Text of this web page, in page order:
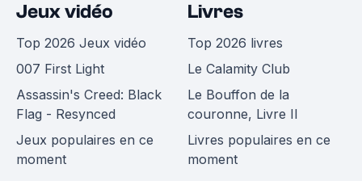
Jeux vidéo
Top 2026 Jeux vidéo
007 First Light
Assassin's Creed: Black
Flag - Resynced
Jeux populaires en ce
moment
Livres
Top 2026 livres
Le Calamity Club
Le Bouffon de la
couronne, Livre II
Livres populaires en ce
moment